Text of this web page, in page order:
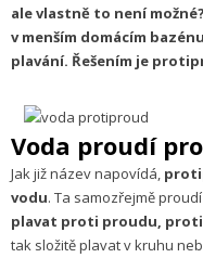
ale vlastně to není
v menším domácím
plavání. Řešením je
Voda proudí
Jak již název napovídá,
vodu. Ta samozřejmě
plavat proti proudu,
tak složitě plavat v kruhu